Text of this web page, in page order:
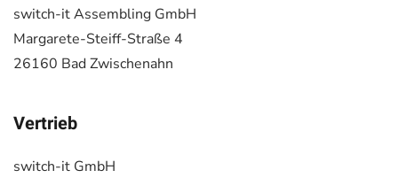
switch-it Assembling GmbH
Margarete-Steiff-Straße 4
26160 Bad Zwischenahn
Vertrieb
switch-it GmbH